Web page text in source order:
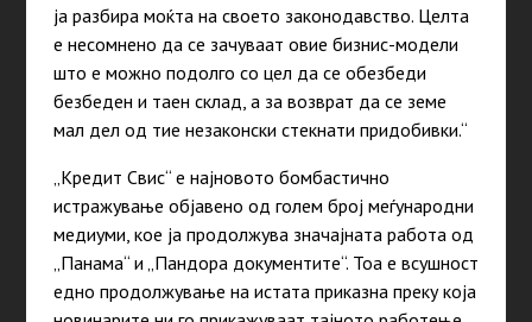
ја разбира моќта на своето законодавство. Целта
е несомнено да се зачуваат овие бизнис-модели
што е можно подолго со цел да се обезбеди
безбеден и таен склад, а за возврат да се земе
мал дел од тие незаконски стекнати придобивки.“
„Кредит Свис“ е најновото бомбастично
истражување објавено од голем број меѓународни
медиуми, кое ја продолжува значајната работа од
„Панама“ и „Пандора документите“. Тоа е всушност
едно продолжување на истата приказна преку која